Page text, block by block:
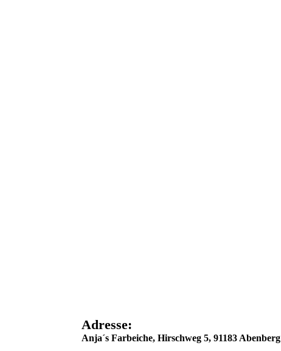
Adresse:
Anja´s Farbeiche, Hirschweg 5, 91183 Abenberg